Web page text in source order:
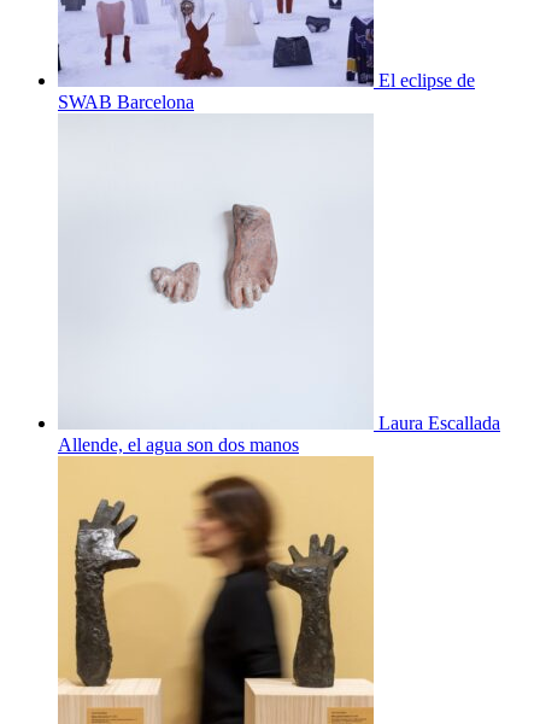
El eclipse de
SWAB Barcelona
Laura Escallada
Allende, el agua son dos manos